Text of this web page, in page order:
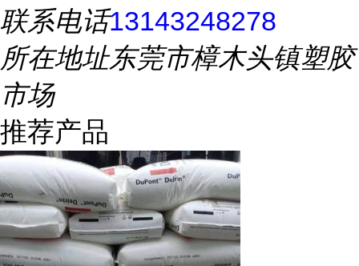
联系电话13143248278
所在地址东莞市樟木头镇塑胶
市场
推荐产品